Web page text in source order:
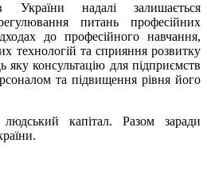
України надалі залишається
питань професійних
до професійного навчання,
технологій та сприяння розвитку
яку консультацію для підприємств
та підвищення рівня його
людський капітал. Разом заради